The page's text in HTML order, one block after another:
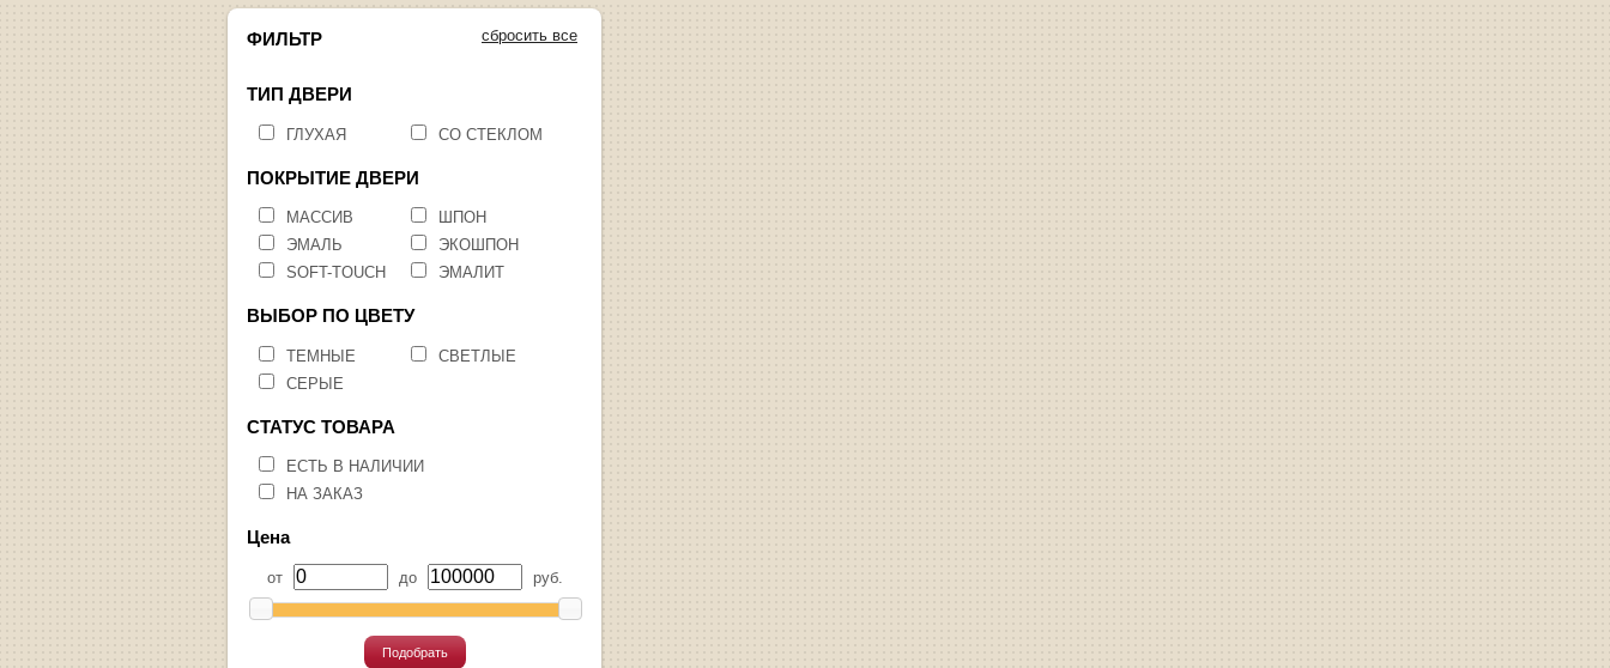
сбросить все
ФИЛЬТР
ТИП ДВЕРИ
ГЛУХАЯ СО СТЕКЛОМ
ПОКРЫТИЕ ДВЕРИ
МАССИВ
ШПОН
ЭМАЛЬ
ЭКОШПОН
SOFT-TOUCH
ЭМАЛИТ
ВЫБОР ПО ЦВЕТУ
ТЕМНЫЕ
СВЕТЛЫЕ
СЕРЫЕ
СТАТУС ТОВАРА
ЕСТЬ В НАЛИЧИИ
НА ЗАКАЗ
Цена
от до руб.
Подобрать